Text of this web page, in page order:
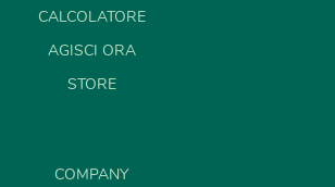
CALCOLATORE
AGISCI ORA
STORE
COMPANY